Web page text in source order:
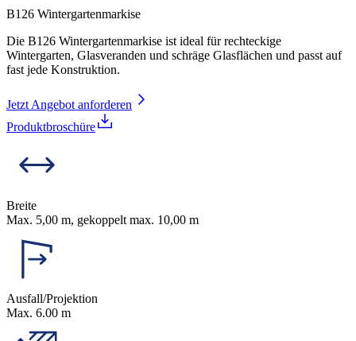
B126 Wintergartenmarkise
Die B126 Wintergartenmarkise ist ideal für rechteckige
Wintergarten, Glasveranden und schräge Glasflächen und passt auf
fast jede Konstruktion.
Jetzt Angebot anforderen
Produktbroschüre
Breite
Max. 5,00 m, gekoppelt max. 10,00 m
Ausfall/Projektion
Max. 6.00 m